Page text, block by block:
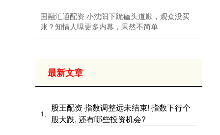
国融汇通配资 小沈阳下跪磕头道歉，观众没买
账？知情人曝更多内幕，果然不简单
最新文章
1、
股王配资 指数调整远未结束! 指数下行个
股大跌, 还有哪些投资机会?